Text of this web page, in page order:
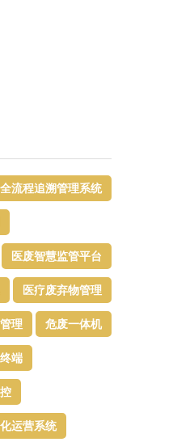
全流程追溯管理系统
医废智慧监管平台​
医疗废弃物管理​
理 危废一体机
端
运营系统